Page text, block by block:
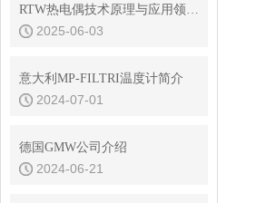
RTW热电偶技术原理与应用领域解说
2025-06-03
意大利MP-FILTRI温度计简介
2024-07-01
德国GMW公司介绍
2024-06-21